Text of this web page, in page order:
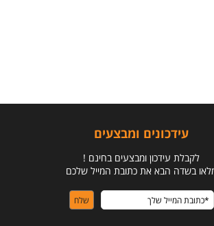
עידכונים ומבצעים
לקבלת עידכון ומבצעים בחינם !
בשדה הבא את כתובת המייל שלכם